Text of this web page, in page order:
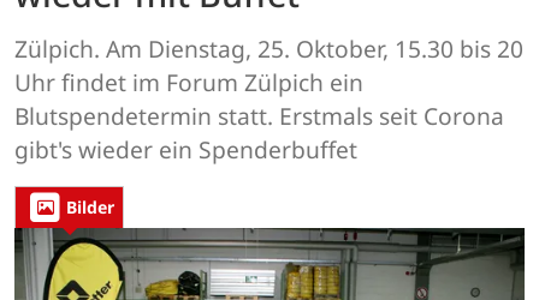
Zülpich. Am Dienstag, 25. Oktober, 15.30 bis 20
Uhr findet im Forum Zülpich ein
Blutspendetermin statt. Erstmals seit Corona
gibt's wieder ein Spenderbuffet
Bilder